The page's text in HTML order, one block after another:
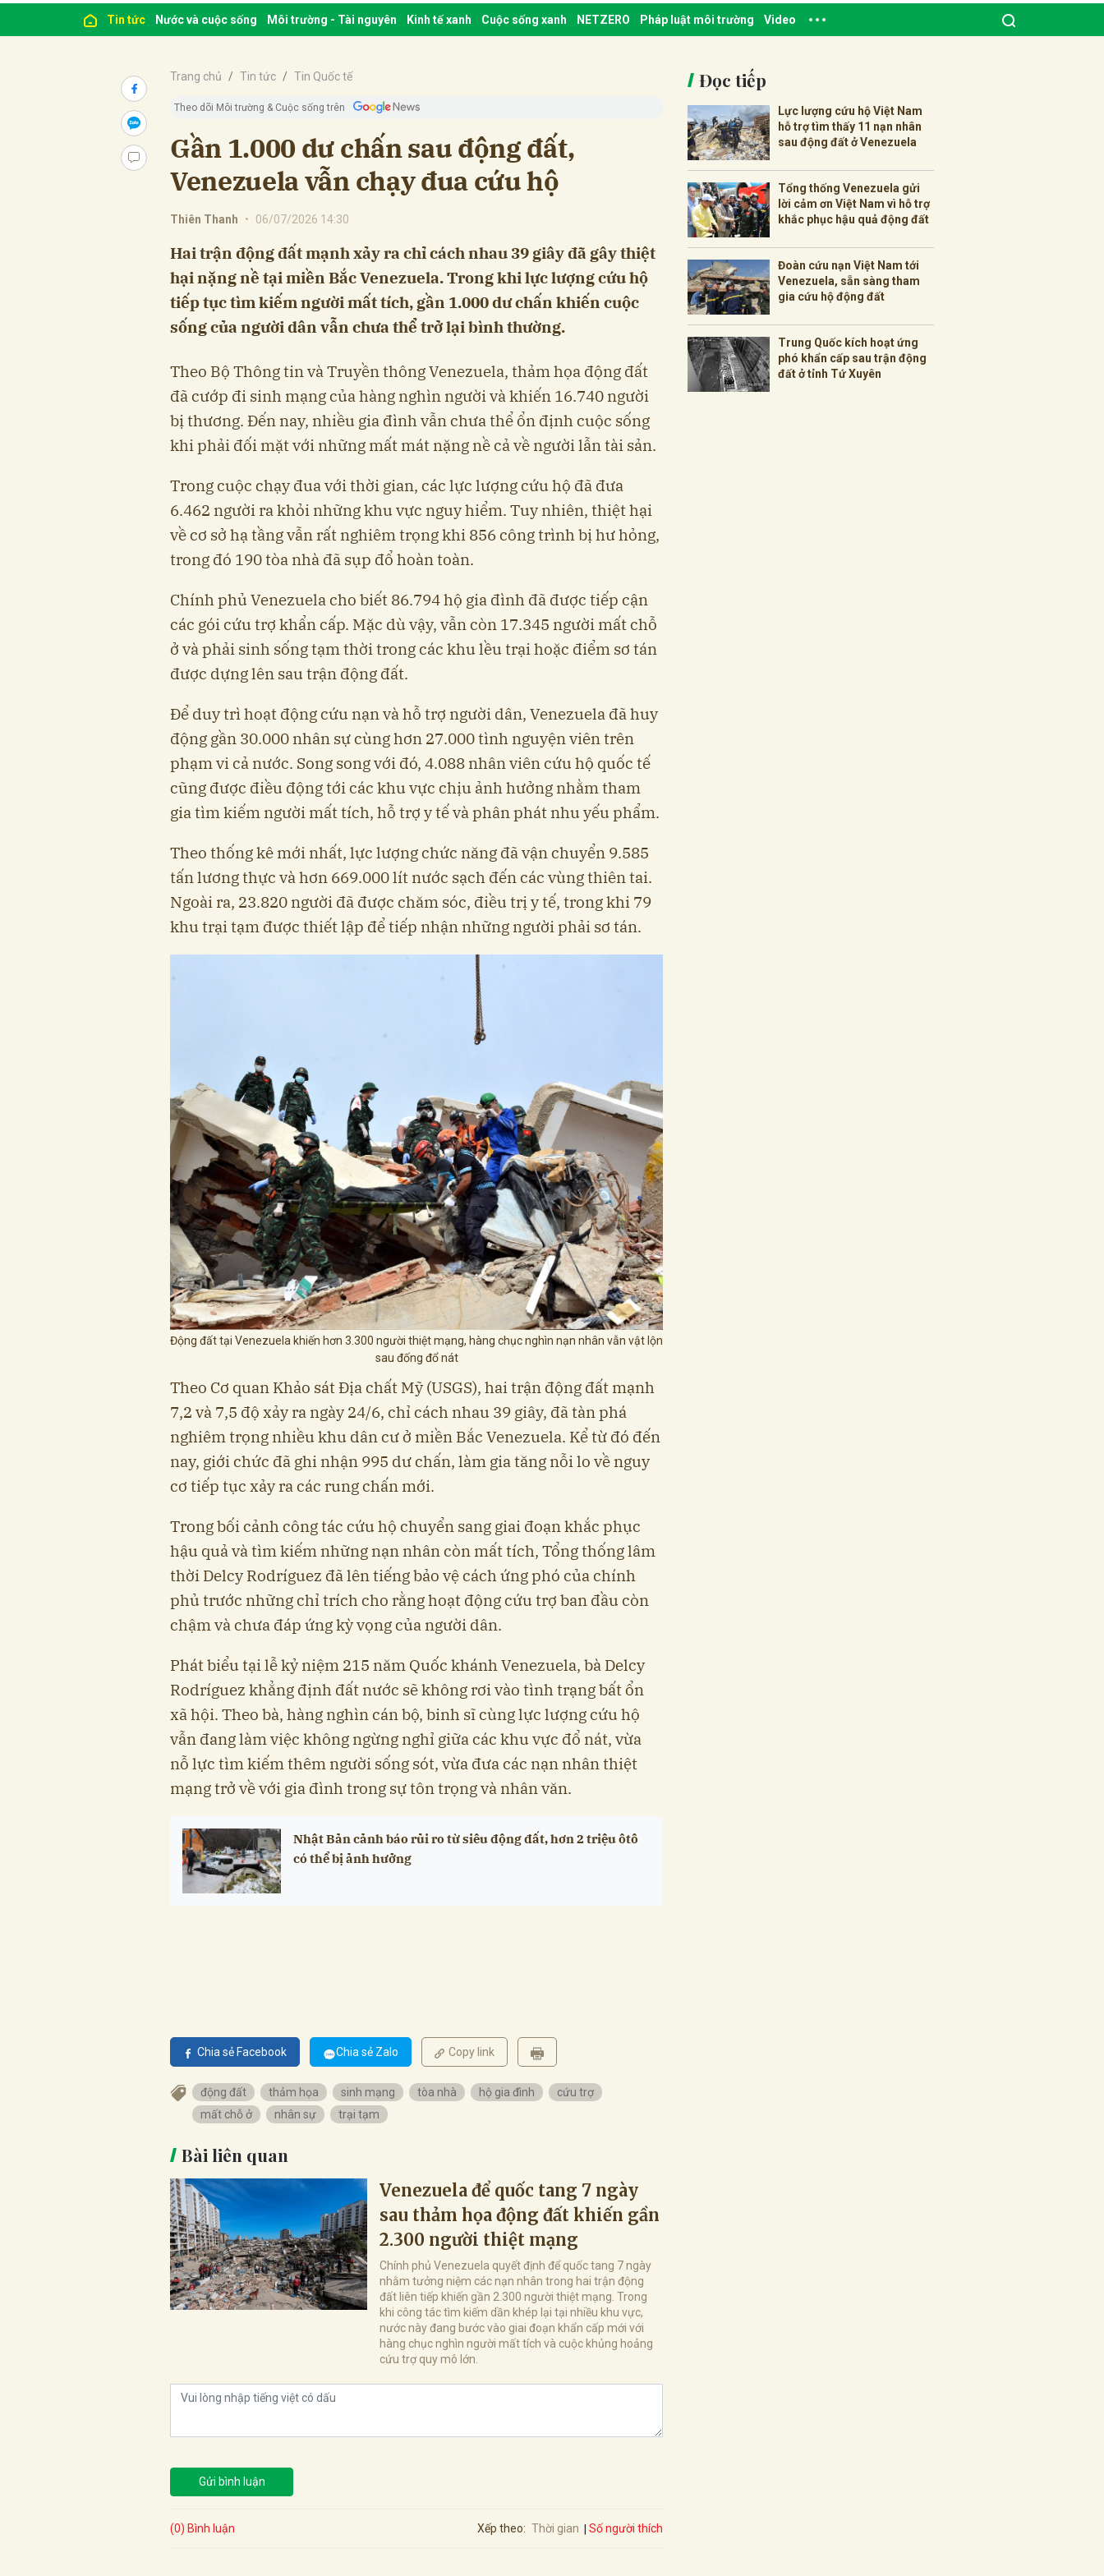
Tin tức Nước và cuộc sống Môi trường - Tài nguyên Kinh tế xanh Cuộc sống xanh NETZERO Pháp luật môi trường Video
Trang chủ Tin tức Tin Quốc tế
Theo dõi Môi trường & Cuộc sống trên
Gần 1.000 dư chấn sau động đất,
Venezuela vẫn chạy đua cứu hộ
Thiên Thanh • 06/07/2026 14:30
Hai trận động đất mạnh xảy ra chỉ cách nhau 39 giây đã gây thiệt
hại nặng nề tại miền Bắc Venezuela. Trong khi lực lượng cứu hộ
tiếp tục tìm kiếm người mất tích, gần 1.000 dư chấn khiến cuộc
sống của người dân vẫn chưa thể trở lại bình thường.
Theo Bộ Thông tin và Truyền thông Venezuela, thảm họa động đất
đã cướp đi sinh mạng của hàng nghìn người và khiến 16.740 người
bị thương. Đến nay, nhiều gia đình vẫn chưa thể ổn định cuộc sống
khi phải đối mặt với những mất mát nặng nề cả về người lẫn tài sản.
Trong cuộc chạy đua với thời gian, các lực lượng cứu hộ đã đưa
6.462 người ra khỏi những khu vực nguy hiểm. Tuy nhiên, thiệt hại
về cơ sở hạ tầng vẫn rất nghiêm trọng khi 856 công trình bị hư hỏng,
trong đó 190 tòa nhà đã sụp đổ hoàn toàn.
Chính phủ Venezuela cho biết 86.794 hộ gia đình đã được tiếp cận
các gói cứu trợ khẩn cấp. Mặc dù vậy, vẫn còn 17.345 người mất chỗ
ở và phải sinh sống tạm thời trong các khu lều trại hoặc điểm sơ tán
được dựng lên sau trận động đất.
Để duy trì hoạt động cứu nạn và hỗ trợ người dân, Venezuela đã huy
động gần 30.000 nhân sự cùng hơn 27.000 tình nguyện viên trên
phạm vi cả nước. Song song với đó, 4.088 nhân viên cứu hộ quốc tế
cũng được điều động tới các khu vực chịu ảnh hưởng nhằm tham
gia tìm kiếm người mất tích, hỗ trợ y tế và phân phát nhu yếu phẩm.
Theo thống kê mới nhất, lực lượng chức năng đã vận chuyển 9.585
tấn lương thực và hơn 669.000 lít nước sạch đến các vùng thiên tai.
Ngoài ra, 23.820 người đã được chăm sóc, điều trị y tế, trong khi 79
khu trại tạm được thiết lập để tiếp nhận những người phải sơ tán.
Động đất tại Venezuela khiến hơn 3.300 người thiệt mạng, hàng chục nghìn nạn nhân vẫn vật lộn
sau đống đổ nát
Theo Cơ quan Khảo sát Địa chất Mỹ (USGS), hai trận động đất mạnh
7,2 và 7,5 độ xảy ra ngày 24/6, chỉ cách nhau 39 giây, đã tàn phá
nghiêm trọng nhiều khu dân cư ở miền Bắc Venezuela. Kể từ đó đến
nay, giới chức đã ghi nhận 995 dư chấn, làm gia tăng nỗi lo về nguy
cơ tiếp tục xảy ra các rung chấn mới.
Trong bối cảnh công tác cứu hộ chuyển sang giai đoạn khắc phục
hậu quả và tìm kiếm những nạn nhân còn mất tích, Tổng thống lâm
thời Delcy Rodríguez đã lên tiếng bảo vệ cách ứng phó của chính
phủ trước những chỉ trích cho rằng hoạt động cứu trợ ban đầu còn
chậm và chưa đáp ứng kỳ vọng của người dân.
Phát biểu tại lễ kỷ niệm 215 năm Quốc khánh Venezuela, bà Delcy
Rodríguez khẳng định đất nước sẽ không rơi vào tình trạng bất ổn
xã hội. Theo bà, hàng nghìn cán bộ, binh sĩ cùng lực lượng cứu hộ
vẫn đang làm việc không ngừng nghỉ giữa các khu vực đổ nát, vừa
nỗ lực tìm kiếm thêm người sống sót, vừa đưa các nạn nhân thiệt
mạng trở về với gia đình trong sự tôn trọng và nhân văn.
Nhật Bản cảnh báo rủi ro từ siêu động đất, hơn 2 triệu ôtô
có thể bị ảnh hưởng
Chia sẻ Facebook Chia sẻ Zalo Copy link
động đất thảm họa sinh mạng tòa nhà hộ gia đình
cứu trợ
mất chỗ ở
nhân sự trại tạm
Bài liên quan
Venezuela để quốc tang 7 ngày
sau thảm họa động đất khiến gần
2.300 người thiệt mạng
Chính phủ Venezuela quyết định để quốc tang 7 ngày
nhằm tưởng niệm các nạn nhân trong hai trận động
đất liên tiếp khiến gần 2.300 người thiệt mạng. Trong
khi công tác tìm kiếm dần khép lại tại nhiều khu vực,
nước này đang bước vào giai đoạn khẩn cấp mới với
hàng chục nghìn người mất tích và cuộc khủng hoảng
cứu trợ quy mô lớn.
Gửi bình luận
(0) Bình luận Xếp theo: Thời gian Số người thích
Đọc tiếp
Lực lượng cứu hộ Việt Nam
hỗ trợ tìm thấy 11 nạn nhân
sau động đất ở Venezuela
Tổng thống Venezuela gửi
lời cảm ơn Việt Nam vì hỗ trợ
khắc phục hậu quả động đất
Đoàn cứu nạn Việt Nam tới
Venezuela, sẵn sàng tham
gia cứu hộ động đất
Trung Quốc kích hoạt ứng
phó khẩn cấp sau trận động
đất ở tỉnh Tứ Xuyên